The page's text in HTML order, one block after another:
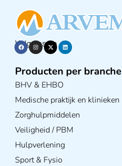
Volg ons op
Producten per branche
BHV & EHBO
Medische praktijk en klinieken
Zorghulpmiddelen
Veiligheid / PBM
Hulpverlening
Sport & Fysio